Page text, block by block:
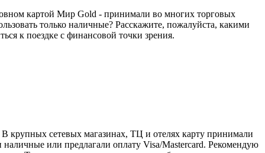
картой Мир Gold - принимали во многих торговых
только наличные? Расскажите, пожалуйста, какими
к поездке с финансовой точки зрения.
крупных сетевых магазинах, TЦ и отелях карту принимали
или предлагали оплату Visa/Mastercard. Рекомендую